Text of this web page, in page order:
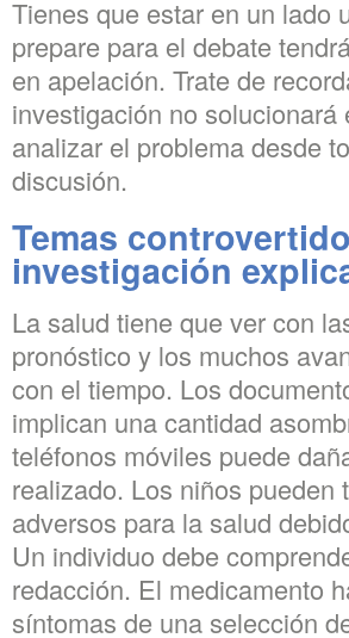
Tienes que estar en un lado
prepare para el debate
en apelación. Trate de
investigación no
analizar el problema desde
discusión.
Temas
investigación
La salud tiene que ver con
pronóstico y los muchos
con el tiempo. Los
implican una cantidad
teléfonos móviles puede
realizado. Los niños pueden
adversos para la salud
Un individuo debe
redacción. El medicamento
síntomas de una selección